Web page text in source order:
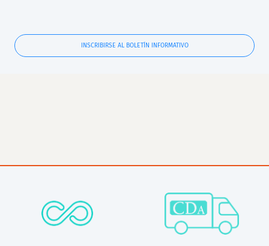
INSCRIBIRSE AL BOLETÍN INFORMATIVO